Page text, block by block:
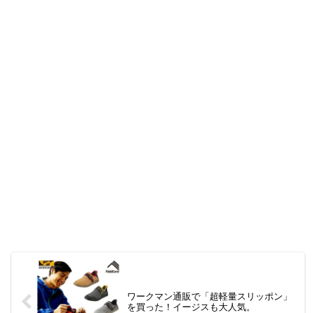
ワークマン通販で「超軽量スリッポン」
を買った！イージスも大人気。